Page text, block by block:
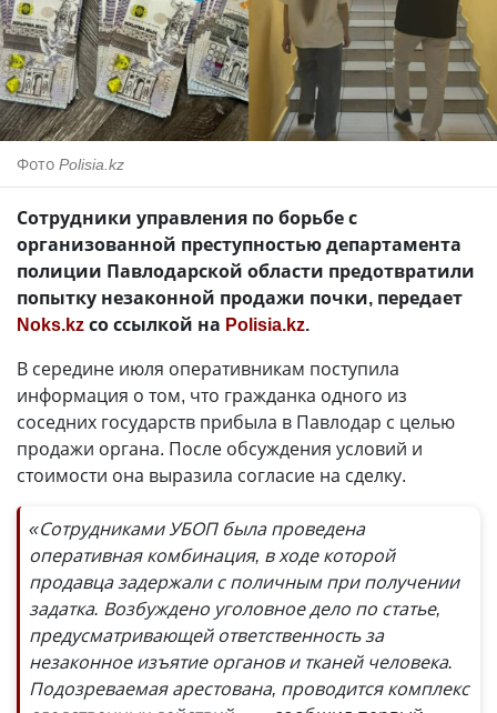
Фото Polisia.kz
Сотрудники управления по борьбе с
организованной преступностью департамента
полиции Павлодарской области предотвратили
попытку незаконной продажи почки, передает
Noks.kzсо ссылкой на Polisia.kz.
В середине июля оперативникам поступила
информация о том, что гражданка одного из
соседних государств прибыла в Павлодар с целью
продажи органа. После обсуждения условий и
стоимости она выразила согласие на сделку.
«Сотрудниками УБОП была проведена
оперативная комбинация, в ходе которой
продавца задержали с поличным при получении
задатка. Возбуждено уголовное дело по статье,
предусматривающей ответственность за
незаконное изъятие органов и тканей человека.
Подозреваемая арестована, проводится комплекс